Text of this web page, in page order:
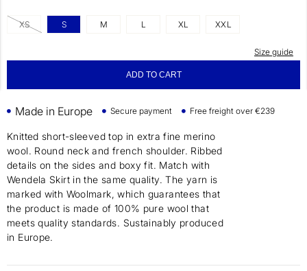
XS S M L XL XXL
Size guide
ADD TO CART
Made in Europe Secure payment Free freight over €239
Knitted short-sleeved top in extra fine merino
wool. Round neck and french shoulder. Ribbed
details on the sides and boxy fit. Match with
Wendela Skirt in the same quality. The yarn is
marked with Woolmark, which guarantees that
the product is made of 100% pure wool that
meets quality standards. Sustainably produced
in Europe.